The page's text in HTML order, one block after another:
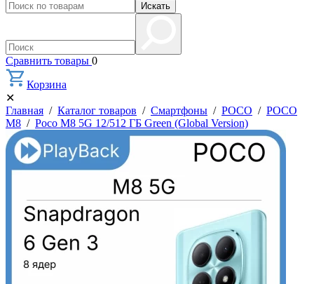
Искать
Сравнить товары 0
Корзина
✕
Главная / Каталог товаров / Смартфоны / POCO / POCO
M8 / Poco M8 5G 12/512 ГБ Green (Global Version)